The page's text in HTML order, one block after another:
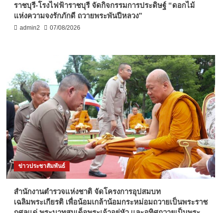
ราชบุรี-โรงไฟฟ้าราชบุรี จัดกิจกรรมการประดิษฐ์ “ดอกไม้
แห่งความจงรักภักดี ถวายพระพันปีหลวง”
admin2 07/08/2026
ข่าวประชาสัมพันธ์
สำนักงานตำรวจแห่งชาติ จัดโครงการอุปสมบท
เฉลิมพระเกียรติ เพื่อน้อมเกล้าน้อมกระหม่อมถวายเป็นพระราช